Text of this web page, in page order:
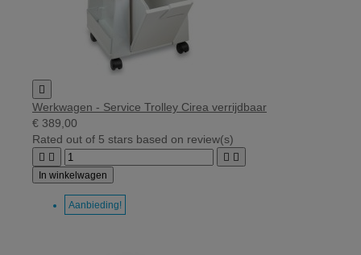

Werkwagen - Service Trolley Cirea verrijdbaar
€ 389,00
Rated out of 5 stars based on review(s)
   
In winkelwagen
Aanbieding!